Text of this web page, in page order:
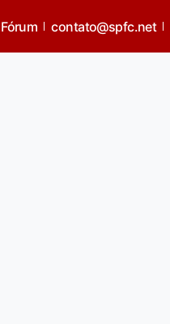
Fórum contato@spfc.net